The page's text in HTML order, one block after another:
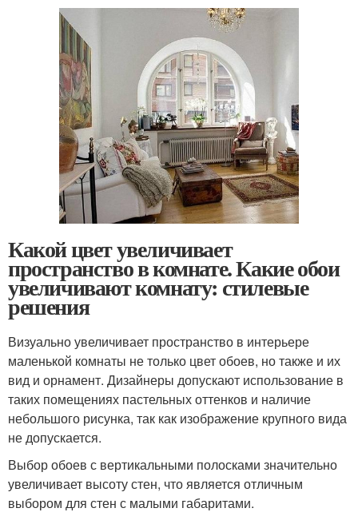
Какой цвет увеличивает
пространство в комнате. Какие обои
увеличивают комнату: стилевые
решения
Визуально увеличивает пространство в интерьере
маленькой комнаты не только цвет обоев, но также и их
вид и орнамент. Дизайнеры допускают использование в
таких помещениях пастельных оттенков и наличие
небольшого рисунка, так как изображение крупного вида
не допускается.
Выбор обоев с вертикальными полосками значительно
увеличивает высоту стен, что является отличным
выбором для стен с малыми габаритами.